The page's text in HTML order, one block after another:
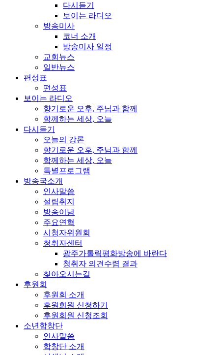
다시듣기
보이는 라디오
방송미사
코너 소개
방송미사 일정
교회뉴스
일반뉴스
편성표
편성표
보이는 라디오
향기로운 오후, 주님과 함께
함께하는 세상, 오늘
다시듣기
오늘의 강론
향기로운 오후, 주님과 함께
함께하는 세상, 오늘
특별프로그램
방송국소개
인사말씀
설립취지
방송이념
주요연혁
시청자위원회
청취자센터
광주가톨릭평화방송에 바란다
청취자 의견수렴 결과
찾아오시는길
후원회
후원회 소개
후원회원 신청하기
후원회원 신청조회
소년합창단
인사말씀
합창단 소개